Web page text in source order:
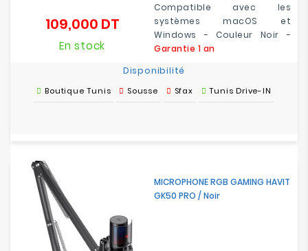
Compatible avec les
systèmes macOS et
Windows - Couleur Noir -
Garantie 1 an
109,000 DTPrix
En stock
Disponibilité
Boutique Tunis Sousse Sfax Tunis Drive-IN
MICROPHONE RGB GAMING HAVIT
GK50 PRO / Noir